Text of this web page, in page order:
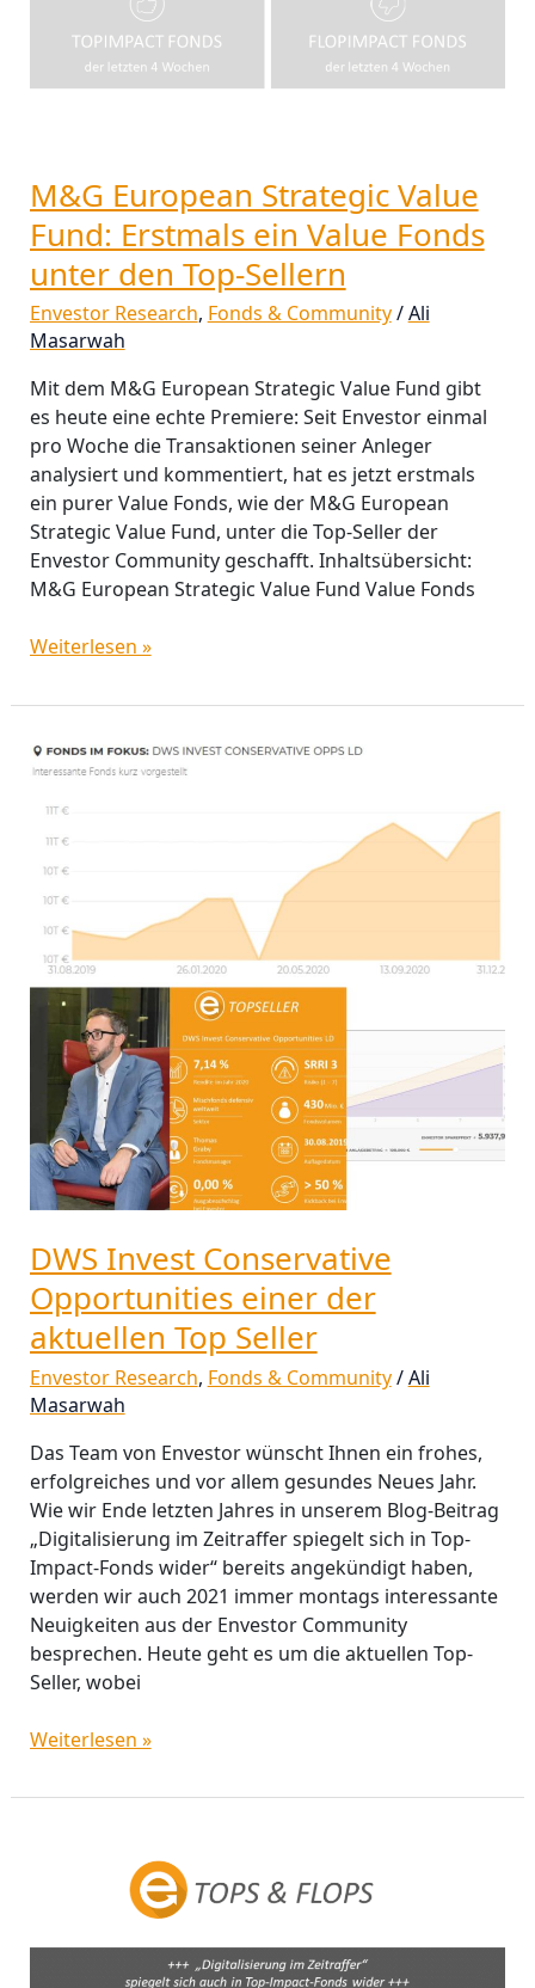
M&G European Strategic Value
Fund: Erstmals ein Value Fonds
unter den Top-Sellern
Envestor Research, Fonds & Community/Ali
Masarwah
Mit dem M&G European Strategic Value Fund gibt
es heute eine echte Premiere: Seit Envestor einmal
pro Woche die Transaktionen seiner Anleger
analysiert und kommentiert, hat es jetzt erstmals
ein purer Value Fonds, wie der M&G European
Strategic Value Fund, unter die Top-Seller der
Envestor Community geschafft. Inhaltsübersicht:
M&G European Strategic Value Fund Value Fonds
Weiterlesen »
DWS Invest Conservative
Opportunities einer der
aktuellen Top Seller
Envestor Research, Fonds & Community/Ali
Masarwah
Das Team von Envestor wünscht Ihnen ein frohes,
erfolgreiches und vor allem gesundes Neues Jahr.
Wie wir Ende letzten Jahres in unserem Blog-Beitrag
„Digitalisierung im Zeitraffer spiegelt sich in Top-
Impact-Fonds wider“ bereits angekündigt haben,
werden wir auch 2021 immer montags interessante
Neuigkeiten aus der Envestor Community
besprechen. Heute geht es um die aktuellen Top-
Seller, wobei
DWS
Invest
Conservative
Opportunities
einer
der
aktuellen
Top
Seller
Weiterlesen »
sich